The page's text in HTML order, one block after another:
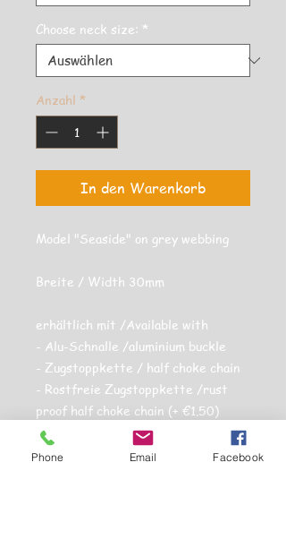
Choose neck size: *
Anzahl *
In den Warenkorb
Model "Seaside" on grey webbing
Breite / Width 30mm
erhältlich mit /Available with
- Alu-Schnalle /aluminium buckle
- Zugstoppkette / half choke chain
- Rostfreie Zugstoppkette /rust
proof half choke chain (+ €1.50)
Phone Email Facebook